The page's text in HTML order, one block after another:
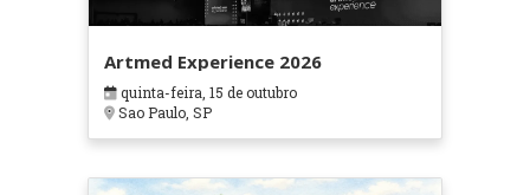
Artmed Experience 2026
quinta-feira, 15 de outubro
Sao Paulo, SP